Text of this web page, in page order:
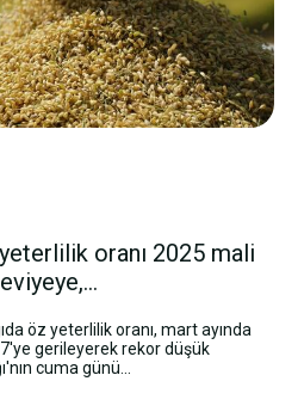
yeterlilik oranı 2025 mali
öz yeterlilik oranı, mart ayında
gerileyerek rekor düşük
cuma günü...